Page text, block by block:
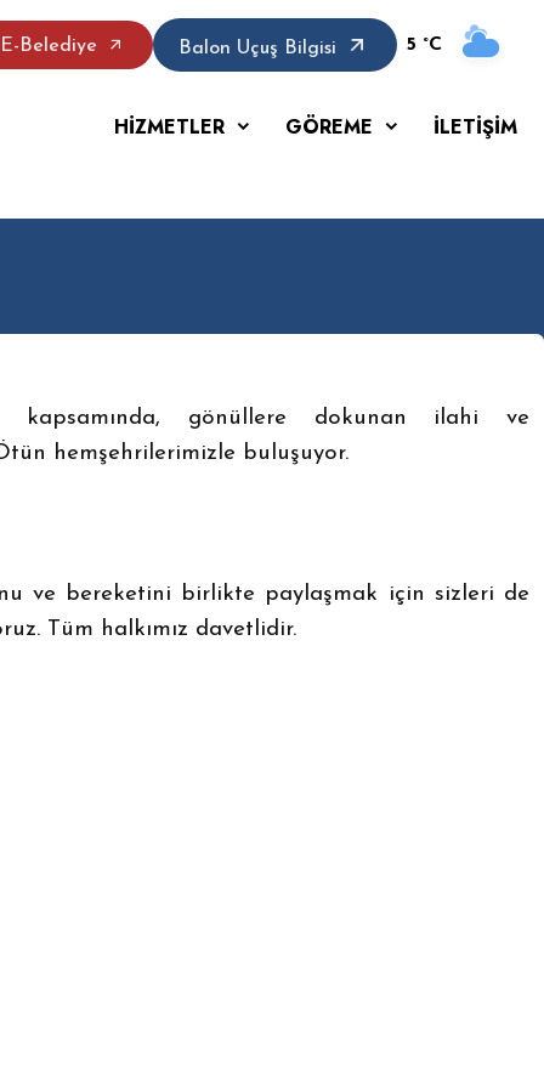
E-Belediye Balon Uçuş Bilgisi 5 °C
HİZMETLER GÖREME İLETİŞİM
kapsamında, gönüllere dokunan ilahi ve
hemşehrilerimizle buluşuyor.
ve bereketini birlikte paylaşmak için sizleri de
Tüm halkımız davetlidir.